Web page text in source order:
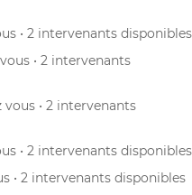
• 2 intervenants disponibles
• 2 intervenants
vous • 2 intervenants
• 2 intervenants disponibles
• 2 intervenants disponibles